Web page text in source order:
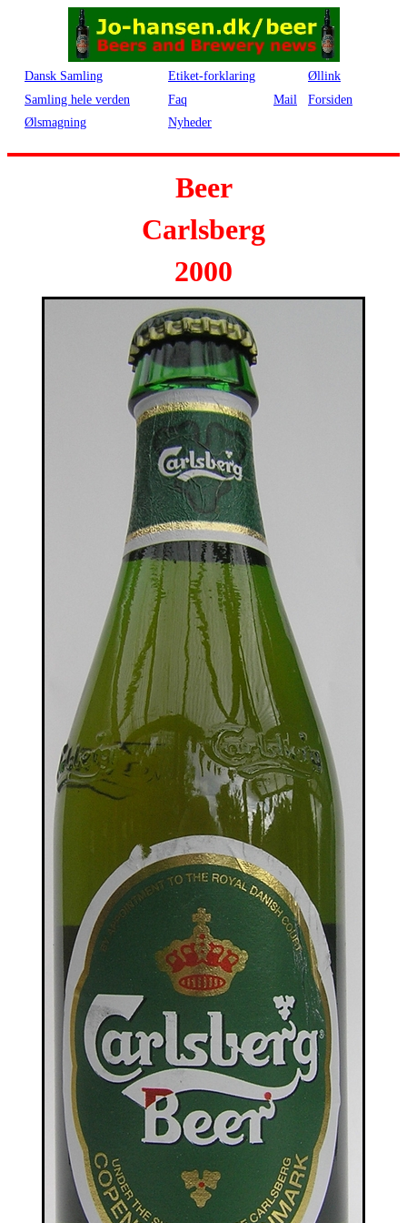
Dansk Samling Etiket-forklaring
Øllink
Samling hele verden
Faq Mail
Forsiden
Ølsmagning
Nyheder
Beer
Carlsberg
2000